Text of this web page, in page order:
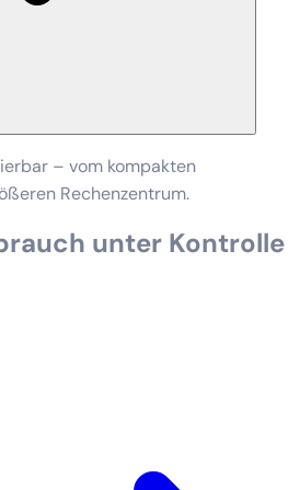
– vom kompakten
Rechenzentrum.
unter Kontrolle